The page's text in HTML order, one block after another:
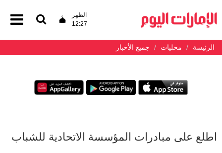
الظهر
12:27
الرئيسة محليات جميع الأخبار
اطلع على مبادرات المؤسسة الاتحادية للشباب